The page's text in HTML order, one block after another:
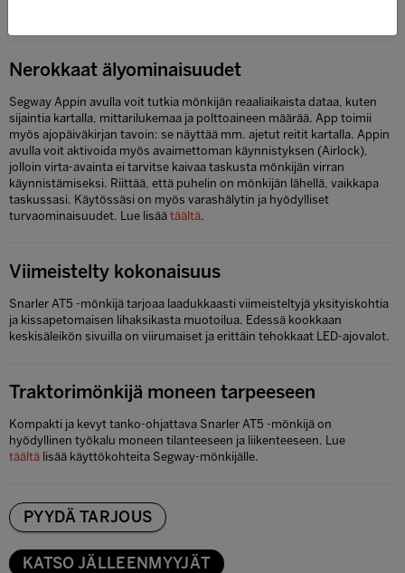
Nerokkaat älyominaisuudet
Segway Appin avulla voit tutkia mönkijän reaaliaikaista dataa, kuten
sijaintia kartalla, mittarilukemaa ja polttoaineen määrää. App toimii
myös ajopäiväkirjan tavoin: se näyttää mm. ajetut reitit kartalla. Appin
avulla voit aktivoida myös avaimettoman käynnistyksen (Airlock),
jolloin virta-avainta ei tarvitse kaivaa taskusta mönkijän virran
käynnistämiseksi. Riittää, että puhelin on mönkijän lähellä, vaikkapa
taskussasi. Käytössäsi on myös varashälytin ja hyödylliset
turvaominaisuudet. Lue lisää täältä.
Viimeistelty kokonaisuus
Snarler AT5 -mönkijä tarjoaa laadukkaasti viimeisteltyjä yksityiskohtia
ja kissapetomaisen lihaksikasta muotoilua. Edessä kookkaan
keskisäleikön sivuilla on viirumaiset ja erittäin tehokkaat LED-ajovalot.
Traktorimönkijä moneen tarpeeseen
Kompakti ja kevyt tanko-ohjattava Snarler AT5 -mönkijä on
hyödyllinen työkalu moneen tilanteeseen ja liikenteeseen. Lue
täältä lisää käyttökohteita Segway-mönkijälle.
PYYDÄ TARJOUS
KATSO JÄLLEENMYYJÄT